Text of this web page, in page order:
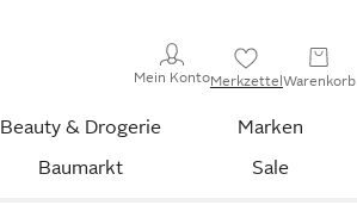
Mein KontoMerkzettelWarenkorb
Beauty & Drogerie
Marken
Baumarkt Sale